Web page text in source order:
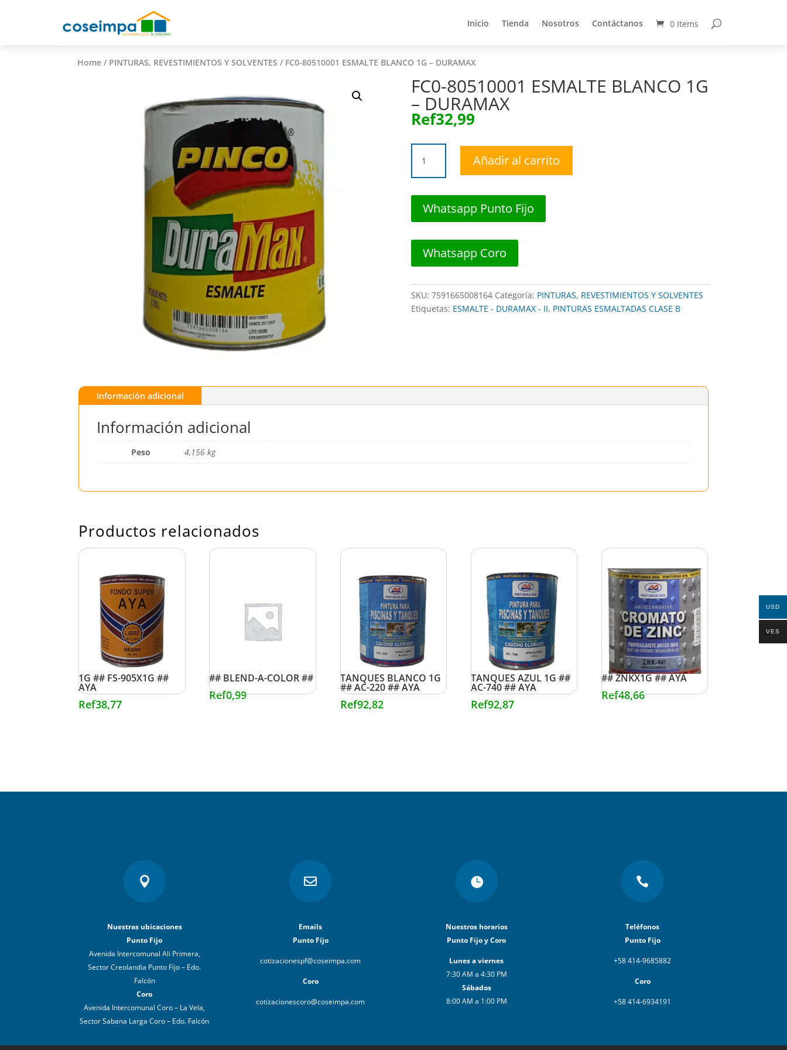
Inicio Tienda Nosotros Contáctanos 0 Items
Inicio Tienda Nosotros Contáctanos 0 Items
Home / PINTURAS, REVESTIMIENTOS Y SOLVENTES / FC0-80510001 ESMALTE BLANCO 1G – DURAMAX
FC0-80510001 ESMALTE BLANCO 1G
– DURAMAX
Ref32,99
80510001
ESMALTE
cantidad
Añadir al carrito
Whatsapp Punto Fijo
Whatsapp Coro
SKU: 7591665008164 Categoría: PINTURAS, REVESTIMIENTOS Y SOLVENTES
Etiquetas: ESMALTE - DURAMAX - II, PINTURAS ESMALTADAS CLASE B
Información adicional
Información adicional
Peso 4,156 kg
Productos relacionados
FONDO SUPER NEGRO
1G ## FS-905X1G ##
AYA
Ref38,77
## BLEND-A-COLOR ##
Ref0,99
PINTURA P/ PISCINAS Y
TANQUES BLANCO 1G
## AC-220 ## AYA
Ref92,82
PINTURA P/ PISCINAS Y
TANQUES AZUL 1G ##
AC-740 ## AYA
Ref92,87
CROMATO DE ZINC 1G
## ZNKX1G ## AYA
Ref48,66

Nuestras ubicaciones
Punto Fijo
Avenida Intercomunal Ali Primera,
Sector Creolandia Punto Fijo – Edo.
Falcón
Coro
Avenida Intercomunal Coro – La Vela,
Sector Sabana Larga Coro – Edo. Falcón

Emails
Punto Fijo
cotizacionespf@coseimpa.com
Coro
cotizacionescoro@coseimpa.com

Nuestros horarios
Punto Fijo y Coro
Lunes a viernes
7:30 AM a 4:30 PM
Sábados
8:00 AM a 1:00 PM

Teléfonos
Punto Fijo
+58 414-9685882
Coro
+58 414-6934191
USD
VES